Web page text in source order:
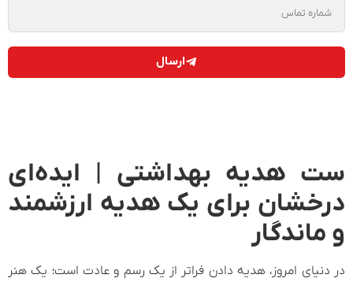
ارسال
ست هدیه بهداشتی | ایده‌ای
درخشان برای یک هدیه ارزشمند
و ماندگار
در دنیای امروز، هدیه دادن فراتر از یک رسم و عادت است؛ یک هنر